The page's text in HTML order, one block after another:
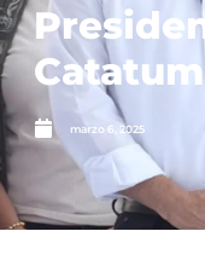
marzo 6, 2025